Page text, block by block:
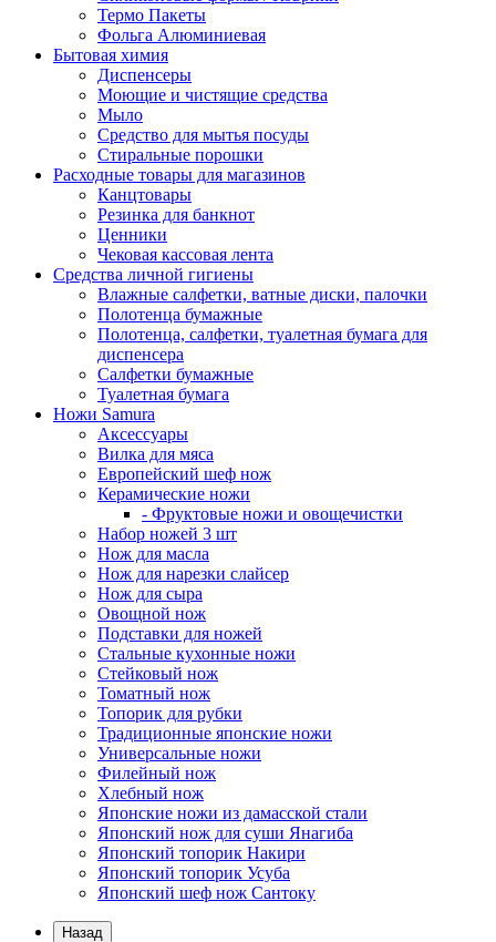
Термо Пакеты
Фольга Алюминиевая
Бытовая химия
Диспенсеры
Моющие и чистящие средства
Мыло
Средство для мытья посуды
Стиральные порошки
Расходные товары для магазинов
Канцтовары
Резинка для банкнот
Ценники
Чековая кассовая лента
Средства личной гигиены
Влажные салфетки, ватные диски, палочки
Полотенца бумажные
Полотенца, салфетки, туалетная бумага для
диспенсера
Салфетки бумажные
Туалетная бумага
Ножи Samura
Аксессуары
Вилка для мяса
Европейский шеф нож
Керамические ножи
- Фруктовые ножи и овощечистки
Набор ножей 3 шт
Нож для масла
Нож для нарезки слайсер
Нож для сыра
Овощной нож
Подставки для ножей
Стальные кухонные ножи
Стейковый нож
Томатный нож
Топорик для рубки
Традиционные японские ножи
Универсальные ножи
Филейный нож
Хлебный нож
Японские ножи из дамасской стали
Японский нож для суши Янагиба
Японский топорик Накири
Японский топорик Усуба
Японский шеф нож Сантоку
Назад